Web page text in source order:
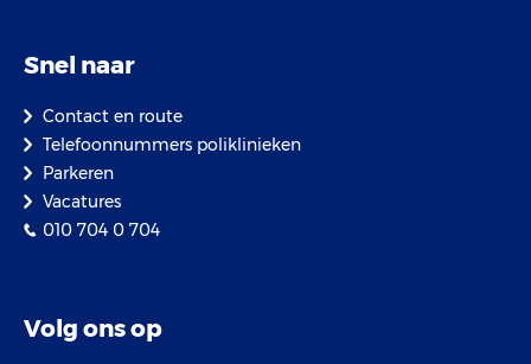
Snel naar
Contact en route
Telefoonnummers poliklinieken
Parkeren
Vacatures
010 704 0 704
Volg ons op